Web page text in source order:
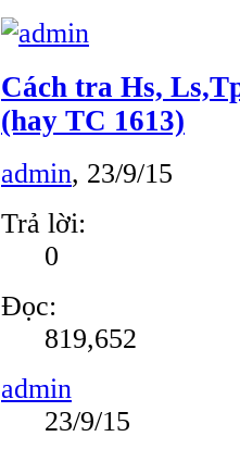
Cách tra Hs,
(hay TC 1613)
admin, 23/9/15
Trả lời:
0
Đọc:
819,652
admin
23/9/15